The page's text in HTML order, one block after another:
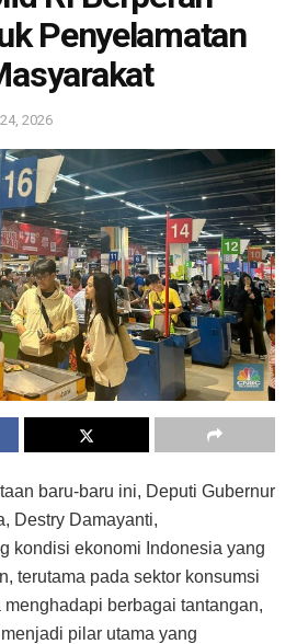
Penyelamatan
2026
baru-baru ini, Deputi Gubernur
Destry Damayanti,
kondisi ekonomi Indonesia yang
terutama pada sektor konsumsi
berbagai tantangan,
pilar utama yang